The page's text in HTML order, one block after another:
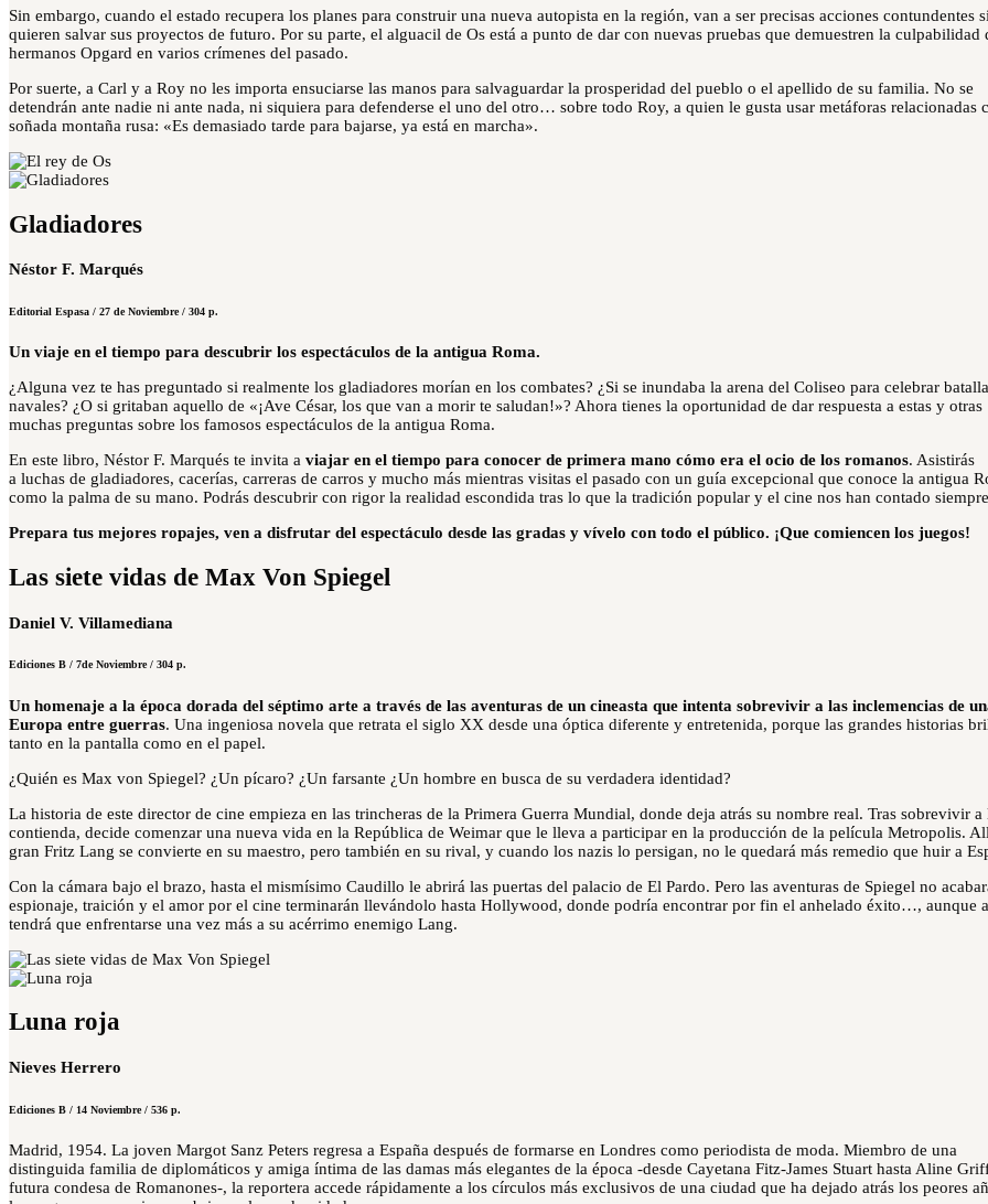
Sin embargo, cuando el estado recupera los planes para construir una nueva autopista en la región, van a ser precisas acciones contundentes si
quieren salvar sus proyectos de futuro. Por su parte, el alguacil de Os está a punto de dar con nuevas pruebas que demuestren la culpabilidad
hermanos Opgard en varios crímenes del pasado.
Por suerte, a Carl y a Roy no les importa ensuciarse las manos para salvaguardar la prosperidad del pueblo o el apellido de su familia. No se
detendrán ante nadie ni ante nada, ni siquiera para defenderse el uno del otro… sobre todo Roy, a quien le gusta usar metáforas relacionadas
soñada montaña rusa: «Es demasiado tarde para bajarse, ya está en marcha».
Gladiadores
Néstor F. Marqués
Editorial Espasa / 27 de Noviembre / 304 p.
Un viaje en el tiempo para descubrir los espectáculos de la antigua Roma.
¿Alguna vez te has preguntado si realmente los gladiadores morían en los combates? ¿Si se inundaba la arena del Coliseo para celebrar
navales? ¿O si gritaban aquello de «¡Ave César, los que van a morir te saludan!»? Ahora tienes la oportunidad de dar respuesta a estas y otras
muchas preguntas sobre los famosos espectáculos de la antigua Roma.
En este libro, Néstor F. Marqués te invita a viajar en el tiempo para conocer de primera mano cómo era el ocio de los romanos. Asistirás
a luchas de gladiadores, cacerías, carreras de carros y mucho más mientras visitas el pasado con un guía excepcional que conoce la antigua
como la palma de su mano. Podrás descubrir con rigor la realidad escondida tras lo que la tradición popular y el cine nos han contado
Prepara tus mejores ropajes, ven a disfrutar del espectáculo desde las gradas y vívelo con todo el público. ¡Que comiencen los juegos!
Las siete vidas de Max Von Spiegel
Daniel V. Villamediana
Ediciones B / 7de Noviembre / 304 p.
Un homenaje a la época dorada del séptimo arte a través de las aventuras de un cineasta que intenta sobrevivir a las inclemencias de
Europa entre guerras. Una ingeniosa novela que retrata el siglo XX desde una óptica diferente y entretenida, porque las grandes historias
tanto en la pantalla como en el papel.
¿Quién es Max von Spiegel? ¿Un pícaro? ¿Un farsante ¿Un hombre en busca de su verdadera identidad?
La historia de este director de cine empieza en las trincheras de la Primera Guerra Mundial, donde deja atrás su nombre real. Tras sobrevivir a
contienda, decide comenzar una nueva vida en la República de Weimar que le lleva a participar en la producción de la película Metropolis.
gran Fritz Lang se convierte en su maestro, pero también en su rival, y cuando los nazis lo persigan, no le quedará más remedio que huir a
Con la cámara bajo el brazo, hasta el mismísimo Caudillo le abrirá las puertas del palacio de El Pardo. Pero las aventuras de Spiegel no
espionaje, traición y el amor por el cine terminarán llevándolo hasta Hollywood, donde podría encontrar por fin el anhelado éxito…, aunque
tendrá que enfrentarse una vez más a su acérrimo enemigo Lang.
Luna roja
Nieves Herrero
Ediciones B / 14 Noviembre / 536 p.
Madrid, 1954. La joven Margot Sanz Peters regresa a España después de formarse en Londres como periodista de moda. Miembro de una
distinguida familia de diplomáticos y amiga íntima de las damas más elegantes de la época -desde Cayetana Fitz-James Stuart hasta Aline
futura condesa de Romanones-, la reportera accede rápidamente a los círculos más exclusivos de una ciudad que ha dejado atrás los peores